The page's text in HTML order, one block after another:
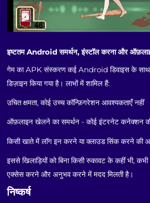
इष्टतम Android समर्थन, इंस्टॉल करना और
गेम का APK संस्करण कई Android डिवाइस के साथ
डिज़ाइन किया गया है। लाभों में शामिल हैं:
उचित क्षमता, कोई उच्च कॉन्फ़िगरेशन आवश्यकताएँ नहीं
ऑफ़लाइन खेलने का समर्थन - कोई इंटरनेट कनेक्शन
किसी खाते में लॉग इन करने या क्लाउड सिंक करने की
इससे खिलाड़ियों को बिना किसी रुकावट के कहीं भी,
एक्सेस करने और अनुभव करने में मदद मिलती है।
निष्कर्ष